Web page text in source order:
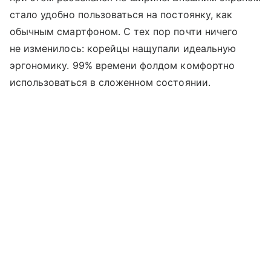
стало удобно пользоваться на постоянку, как
обычным смартфоном. С тех пор почти ничего
не изменилось: корейцы нащупали идеальную
эргономику. 99% времени фолдом комфортно
использоваться в сложенном состоянии.